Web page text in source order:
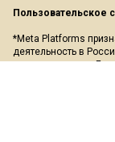
Пользовательское
*Meta Platforms
деятельность в
социальные сети